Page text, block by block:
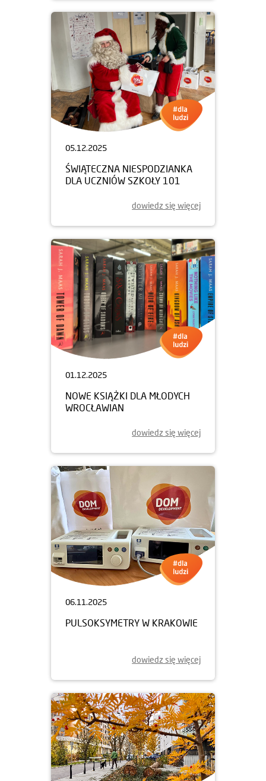
05.12.2025
ŚWIĄTECZNA NIESPODZIANKA
DLA UCZNIÓW SZKOŁY 101
dowiedz się więcej
01.12.2025
NOWE KSIĄŻKI DLA MŁODYCH
WROCŁAWIAN
dowiedz się więcej
06.11.2025
PULSOKSYMETRY W KRAKOWIE
dowiedz się więcej